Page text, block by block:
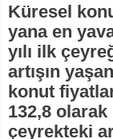
Küresel
yana en
yılı ilk
artışın
konut
132,8
çeyrekteki